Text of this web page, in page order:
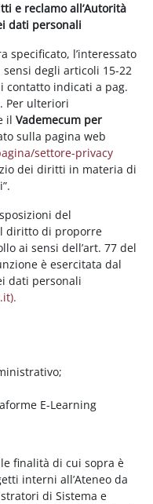
e reclamo all’Autorità
dati personali
specificato, l’interessato
degli articoli 15-22
contatto indicati a pag.
Per ulteriori
ilVademecum per
sulla pagina web
settore-privacy
dei diritti in materia di
del
diritto di proporre
ai sensi dell’art. 77 del
è esercitata dal
dati personali
E-Learning
le finalità di cui sopra è
interni all’Ateneo da
di Sistema e